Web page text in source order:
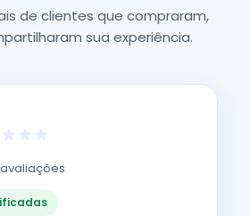
de clientes que compraram,
sua experiência.
avaliações